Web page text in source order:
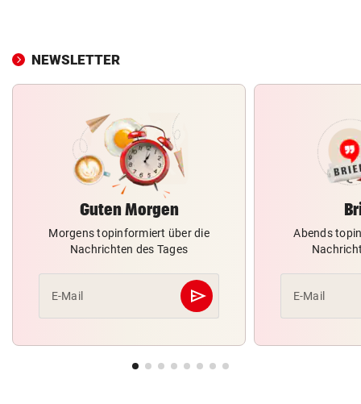
NEWSLETTER
Guten Morgen
Morgens topinformiert über die
Nachrichten des Tages
E-Mail send
Abschicken
Abends
E-Mail